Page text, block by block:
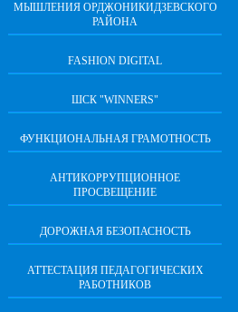
МЫШЛЕНИЯ ОРДЖОНИКИДЗЕВСКОГО
РАЙОНА
FASHION DIGITAL
ШСК "WINNERS"
ФУНКЦИОНАЛЬНАЯ ГРАМОТНОСТЬ
АНТИКОРРУПЦИОННОЕ
ПРОСВЕЩЕНИЕ
ДОРОЖНАЯ БЕЗОПАСНОСТЬ
АТТЕСТАЦИЯ ПЕДАГОГИЧЕСКИХ
РАБОТНИКОВ